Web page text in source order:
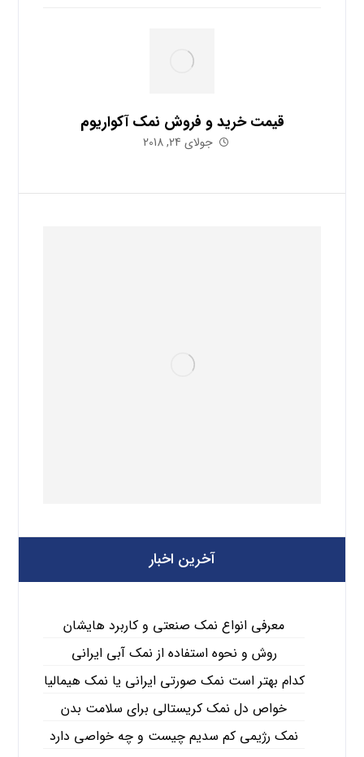
قیمت خرید و فروش نمک آکواریوم
جولای 24, 2018
آخرین اخبار
معرفی انواع نمک صنعتی و کاربرد هایشان
روش و نحوه استفاده از نمک آبی ایرانی
کدام بهتر است نمک صورتی ایرانی یا نمک هیمالیا
خواص دل نمک کریستالی برای سلامت بدن
نمک رژیمی کم سدیم چیست و چه خواصی دارد